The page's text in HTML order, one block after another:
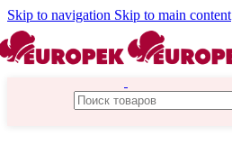
Skip to navigation Skip to main content